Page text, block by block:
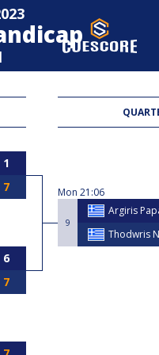
Mon 21:06
9
Argiris
Thodwris